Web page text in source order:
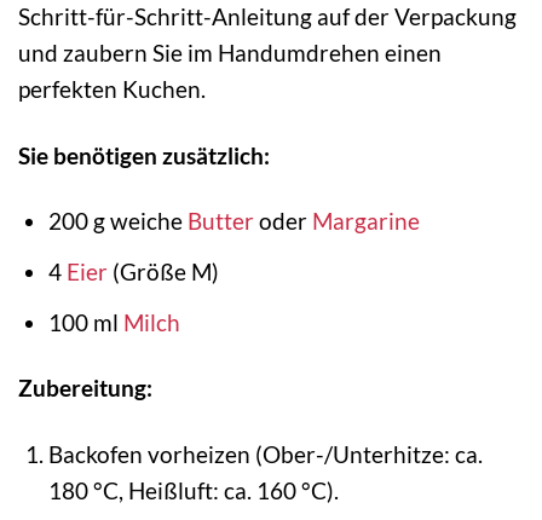
Schritt-für-Schritt-Anleitung auf der Verpackung
und zaubern Sie im Handumdrehen einen
perfekten Kuchen.
Sie benötigen zusätzlich:
200 g weiche Butteroder Margarine
4 Eier(Größe M)
100 ml Milch
Zubereitung:
Backofen vorheizen (Ober-/Unterhitze: ca.
180 °C, Heißluft: ca. 160 °C).